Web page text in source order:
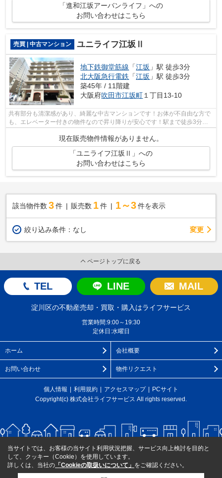
「進和江坂アーバンライフ」への
お問い合わせはこちら
売買 | 中古マンション ユニライフ江坂Ⅱ
地下鉄御堂筋線 「江坂 」駅 徒歩3分
北大阪急行電鉄 「江坂 」駅 徒歩3分
築45年 / 11階建
大阪府吹田市江坂町 １丁目13-10
共有部分も清潔感があり、綺麗な中古マンションです！お体が不自由な方で
も、エレベーター付きの物件なので昇り降りが安心です！駅まで徒歩3分で
アクセス可能な、人気の駅近物件です！...
現在販売物件情報がありません。
「ユニライフ江坂Ⅱ」への
お問い合わせはこちら
該当物件数 3件 販売数 1 件 1～3 件を表示
絞り込み条件： なし 変更
ページトップに戻る
TEL LINE MAIL
淀川区の不動産売却・買取・購入はライフサービス
営業時間:9:00～19:30
定休日:水曜日
ホーム 会社概要
お問い合わせ 物件リクエスト
個人情報 利用規約 アクセスマップ
PCサイト
Copyright(c) 株式会社ライフサービス All rights reserved.
当サイトでは、お客様の当サイト利用状況把握、サービス向上検討を目的と
して、クッキー（Cookie）を使用しています。
詳しくは、当社の 「Cookieの取扱いについて」 をご確認ください。